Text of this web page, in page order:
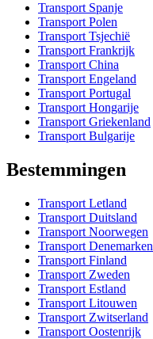
Transport Spanje
Transport Polen
Transport Tsjechië
Transport Frankrijk
Transport China
Transport Engeland
Transport Portugal
Transport Hongarije
Transport Griekenland
Transport Bulgarije
Bestemmingen
Transport Letland
Transport Duitsland
Transport Noorwegen
Transport Denemarken
Transport Finland
Transport Zweden
Transport Estland
Transport Litouwen
Transport Zwitserland
Transport Oostenrijk